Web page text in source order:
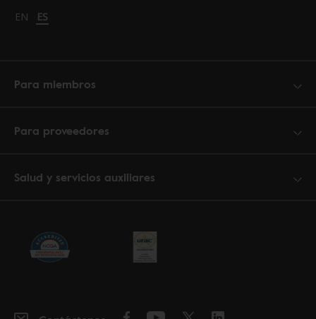
Change language to English
EN Cambiar idioma a español
ES
Para miembros
Para proveedores
Salud y servicios auxiliares